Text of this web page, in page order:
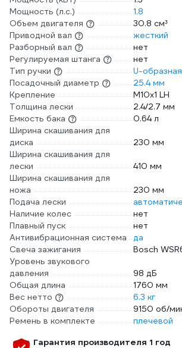
Мощность (л.с.)
1.8
Объем двигателя
30.8 см³
Приводной вал
жесткий
Разборный вал
нет
Регулируемая штанга
нет
Тип ручки
U-
Посадочный диаметр
25.4 мм
Крепление
М10х1 LH
Толщина лески
2.4/2.7 мм
Емкость бака
0.64 л
Ширина скашивания для
диска
230 мм
Ширина скашивания для
лески
410 мм
Ширина скашивания для
ножа
230 мм
Подача лески
Наличие колес
нет
Плавный пуск
нет
Антивибрационная система
да
Свеча зажигания
Bosch
Уровень звукового
давления
98 дБ
Общая длина
1760 мм
Вес нетто
6.3 кг
Обороты двигателя
9150 об/
Ремень в комплекте
плечевой
Гарантия производителя 1 год